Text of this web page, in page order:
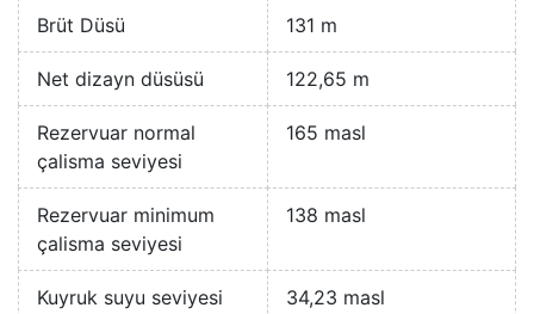
Brüt Düsü 131 m
Net dizayn düsüsü 122,65 m
Rezervuar normal
çalisma seviyesi
165 masl
Rezervuar minimum
çalisma seviyesi
138 masl
Kuyruk suyu seviyesi 34,23 masl